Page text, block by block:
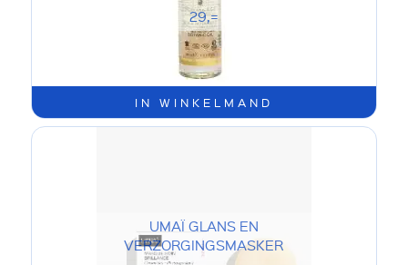
IN WINKELMAND
29,=
UMAÏ GLANS EN
VERZORGINGSMASKER